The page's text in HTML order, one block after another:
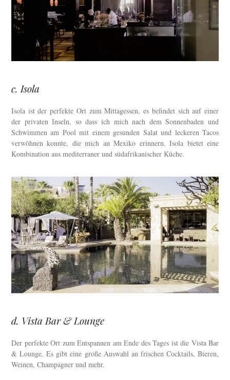
c. Isola
Isola ist der perfekte Ort zum Mittagessen, es befindet sich auf einer
der privaten Inseln, so dass ich mich nach dem Sonnenbaden und
Schwimmen am Pool mit einem gesunden Salat und leckeren Tacos
verwöhnen konnte, die mich an Mexiko erinnern. Isola bietet eine
Kombination aus mediterraner und südafrikanischer Küche.
d. Vista Bar & Lounge
Der perfekte Ort zum Entspannen am Ende des Tages ist die Vista Bar
& Lounge. Es gibt eine große Auswahl an frischen Cocktails, Bieren,
Weinen, Champagner und mehr.